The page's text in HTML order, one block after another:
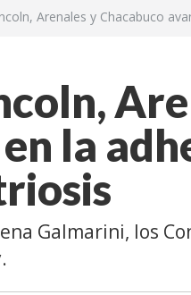
Arenales y Chacabuco
la
Galmarini, los